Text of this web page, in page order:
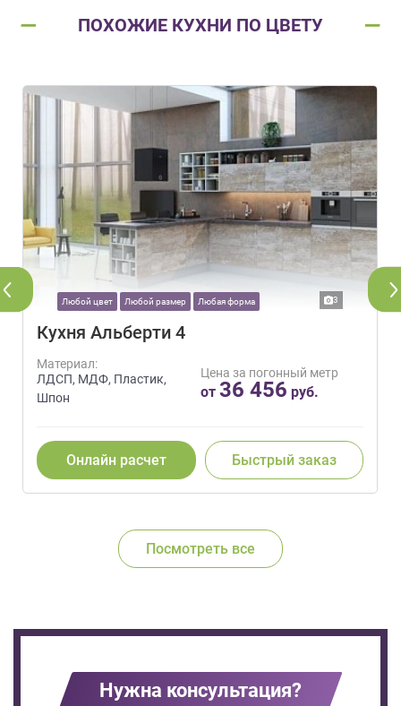
ПОХОЖИЕ КУХНИ ПО ЦВЕТУ
Любой цвет Любой размер Любая форма 3
Кухня Альберти 4
Материал:
ЛДСП, МДФ, Пластик,
Шпон
Цена за погонный метр
от 36 456 руб.
Онлайн расчет Быстрый заказ
Посмотреть все
Нужна консультация?